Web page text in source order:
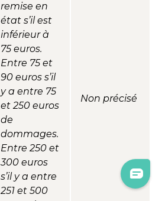
remise en
état s’il est
inférieur à
75 euros.
Entre 75 et
90 euros s’il
y a entre 75
et 250 euros
de
dommages.
Entre 250 et
300 euros
s’il y a entre
251 et 500
Non précisé